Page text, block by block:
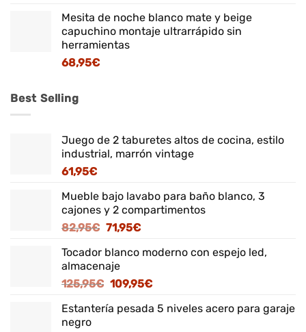
Mesita de noche blanco mate y beige
capuchino montaje ultrarrápido sin
herramientas
68,95€
Best Selling
Juego de 2 taburetes altos de cocina, estilo
industrial, marrón vintage
61,95€
Mueble bajo lavabo para baño blanco, 3
cajones y 2 compartimentos
82,95€ El
original
era:
82,95€.
71,95€El
actual
71,95€.
Tocador blanco moderno con espejo led,
almacenaje
125,95€ El
original
109,95€El
actual
Estantería pesada 5 niveles acero para garaje
negro